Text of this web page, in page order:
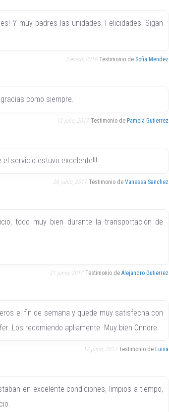
Y muy padres las unidades. Felicidades! Sigan
3 enero, 2018 Testimonio de Sofia Mendez
como siempre.
12 julio, 2017 Testimonio de Pamela Gutierrez
servicio estuvo excelente!!!
26 junio, 2017 Testimonio deVanessa Sanchez
todo muy bien durante la transportación de
21 junio, 2017 Testimonio deAlejandro Gutierrez
el fin de semana y quede muy satisfecha con
Los recomiendo apliamente. Muy bien Onnore.
12 junio, 2017 Testimonio de Luisa
en excelente condiciones, limpios a tiempo,